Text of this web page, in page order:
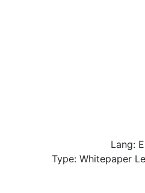
Lang:
Type: Whitepaper